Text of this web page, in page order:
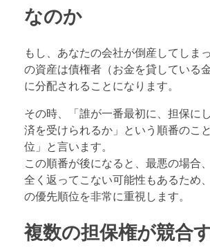
なのか
もし、あなたの会社が倒産してしま
の資産は債権者（お金を貸している
に分配されることになります。
その時、「誰が一番最初に、担保に
済を受けられるか」という順番のこ
位」と言います。
この順番が後になると、最悪の場合
全く返ってこない可能性もあるため
の優先順位を非常に重視します。
複数の担保権が競合